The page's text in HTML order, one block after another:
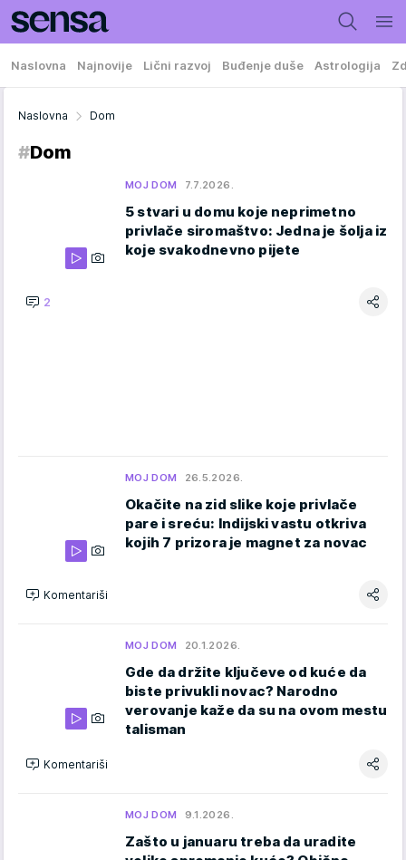
Naslovna Najnovije Lični razvoj Buđenje duše Astrologija
Naslovna Dom
#Dom
MOJ DOM 7.7.2026.
5 stvari u domu koje neprimetno
privlače siromaštvo: Jedna je šolja iz
koje svakodnevno pijete
2
MOJ DOM 26.5.2026.
Okačite na zid slike koje privlače
pare i sreću: Indijski vastu otkriva
kojih 7 prizora je magnet za novac
Komentariši
MOJ DOM 20.1.2026.
Gde da držite ključeve od kuće da
biste privukli novac? Narodno
verovanje kaže da su na ovom mestu
talisman
Komentariši
MOJ DOM 9.1.2026.
Zašto u januaru treba da uradite